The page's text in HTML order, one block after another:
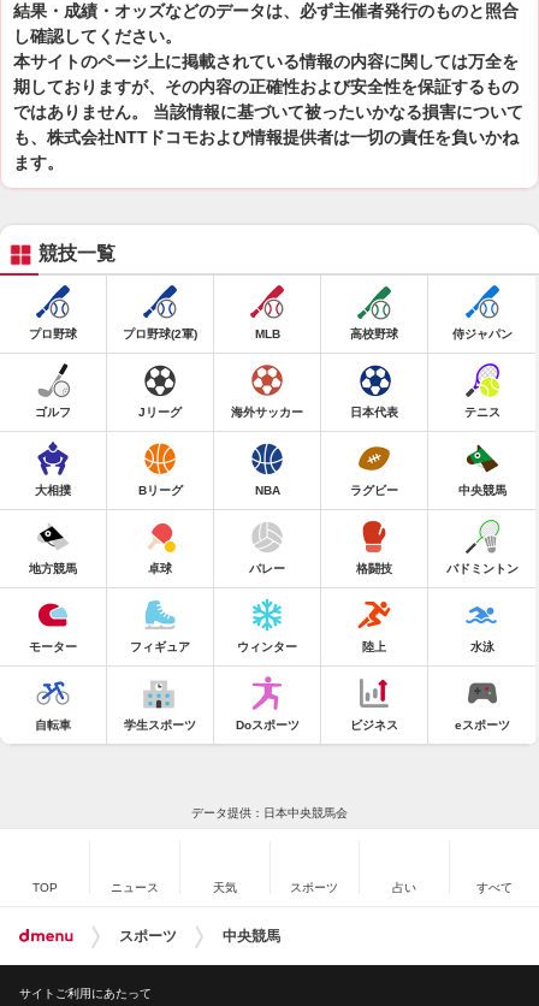
結果・成績・オッズなどのデータは、必ず主催者発行のものと照合
し確認してください。
本サイトのページ上に掲載されている情報の内容に関しては万全を
期しておりますが、その内容の正確性および安全性を保証するもの
ではありません。 当該情報に基づいて被ったいかなる損害について
も、株式会社NTTドコモおよび情報提供者は一切の責任を負いかね
ます。
競技一覧
プロ野球 プロ野球(2軍) MLB 高校野球 侍ジャパン
ゴルフ Jリーグ 海外サッカー 日本代表 テニス
大相撲 Bリーグ NBA ラグビー 中央競馬
地方競馬 卓球 バレー 格闘技 バドミントン
モーター フィギュア ウィンター 陸上 水泳
自転車 学生スポーツ Doスポーツ ビジネス eスポーツ
データ提供：日本中央競馬会
TOP ニュース 天気 スポーツ 占い すべて
スポーツ 中央競馬
サイトご利用にあたって